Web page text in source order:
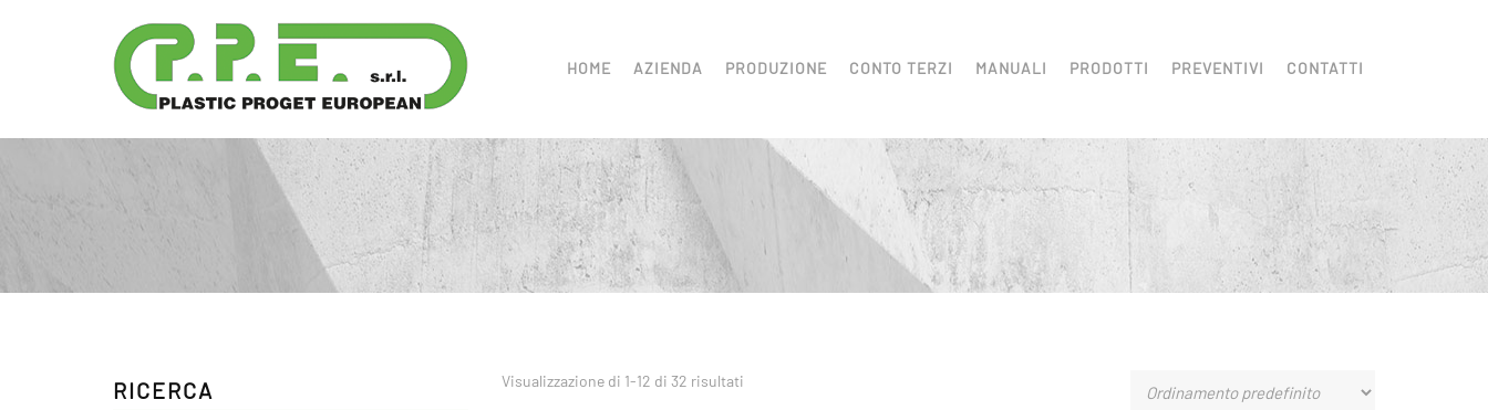
HOME AZIENDA PRODUZIONE CONTO TERZI MANUALI PRODOTTI PREVENTIVI CONTATTI
RICERCA Visualizzazione di 1-12 di 32 risultati